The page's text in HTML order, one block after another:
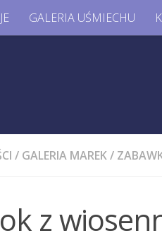
GALERIA UŚMIECHU
/ GALERIA MAREK/
z